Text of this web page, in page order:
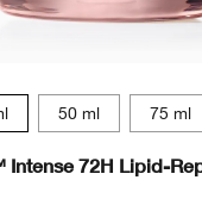
50 ml 75 ml
Intense 72H Lipid-